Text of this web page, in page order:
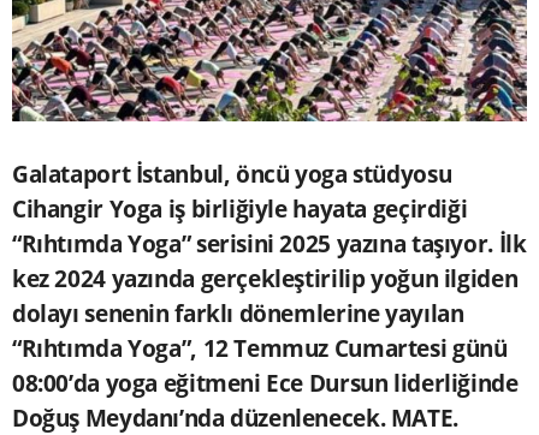
Galataport İstanbul, öncü yoga stüdyosu
Cihangir Yoga iş birliğiyle hayata geçirdiği
“Rıhtımda Yoga” serisini 2025 yazına taşıyor. İlk
kez 2024 yazında gerçekleştirilip yoğun ilgiden
dolayı senenin farklı dönemlerine yayılan
“Rıhtımda Yoga”, 12 Temmuz Cumartesi günü
08:00’da yoga eğitmeni Ece Dursun liderliğinde
Doğuş Meydanı’nda düzenlenecek. MATE.